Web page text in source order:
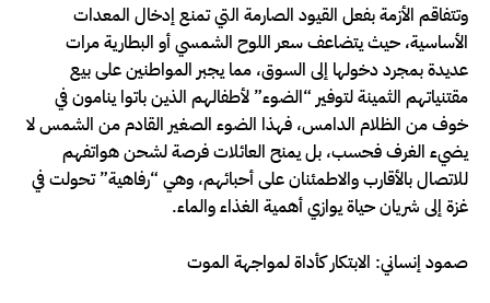
وتتفاقم الأزمة بفعل القيود الصارمة التي تمنع إدخال المعدات
الأساسية، حيث يتضاعف سعر اللوح الشمسي أو البطارية مرات
عديدة بمجرد دخولها إلى السوق، مما يجبر المواطنين على بيع
مقتنياتهم الثمينة لتوفير “الضوء” لأطفالهم الذين باتوا ينامون في
خوف من الظلام الدامس، فهذا الضوء الصغير القادم من الشمس لا
يضيء الغرف فحسب، بل يمنح العائلات فرصة لشحن هواتفهم
للاتصال بالأقارب والاطمئنان على أحبائهم، وهي “رفاهية” تحولت في
غزة إلى شريان حياة يوازي أهمية الغذاء والماء.
صمود إنساني: الابتكار كأداة لمواجهة الموت